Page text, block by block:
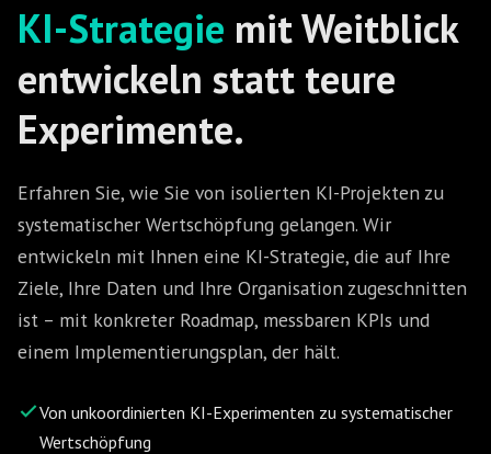
KI-Strategie mit Weitblick
entwickeln statt teure
Experimente.
Erfahren Sie, wie Sie von isolierten KI-Projekten zu
systematischer Wertschöpfung gelangen. Wir
entwickeln mit Ihnen eine KI-Strategie, die auf Ihre
Ziele, Ihre Daten und Ihre Organisation zugeschnitten
ist – mit konkreter Roadmap, messbaren KPIs und
einem Implementierungsplan, der hält.
Von unkoordinierten KI-Experimenten zu systematischer
Wertschöpfung